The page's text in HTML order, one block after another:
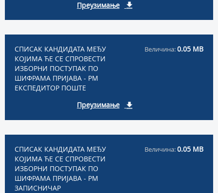
Преузимање
СПИСАК КАНДИДАТА МЕЂУ
КОЈИМА ЋЕ СЕ СПРОВЕСТИ
ИЗБОРНИ ПОСТУПАК ПО
ШИФРАМА ПРИЈАВА - РМ
ЕКСПЕДИТОР ПОШТЕ
Величина:0.05 MB
Преузимање
СПИСАК КАНДИДАТА МЕЂУ
КОЈИМА ЋЕ СЕ СПРОВЕСТИ
ИЗБОРНИ ПОСТУПАК ПО
ШИФРАМА ПРИЈАВА - РМ
ЗАПИСНИЧАР
Величина:0.05 MB